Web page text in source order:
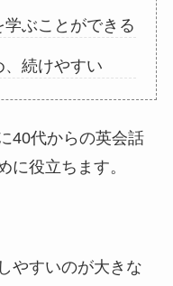
ぶことができる
、続けやすい
40代からの英会話
に役立ちます。
やすいのが大きな